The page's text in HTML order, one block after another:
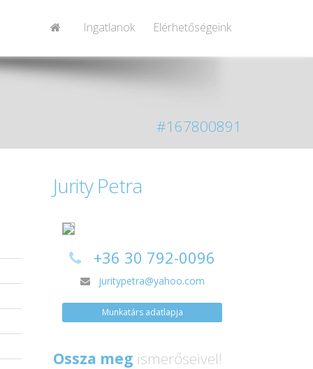
Ingatlanok Elérhetőségeink
#167800891
Jurity Petra
+36 30 792-0096
juritypetra@yahoo.com
Munkatárs adatlapja
Ossza meg ismerőseivel!